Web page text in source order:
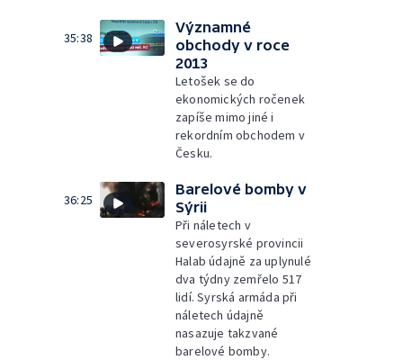
35:38
Významné
obchody v roce
2013
Letošek se do
ekonomických ročenek
zapíše mimo jiné i
rekordním obchodem v
Česku.
36:25
Barelové bomby v
Sýrii
Při náletech v
severosyrské provincii
Halab údajně za uplynulé
dva týdny zemřelo 517
lidí. Syrská armáda při
náletech údajně
nasazuje takzvané
barelové bomby.